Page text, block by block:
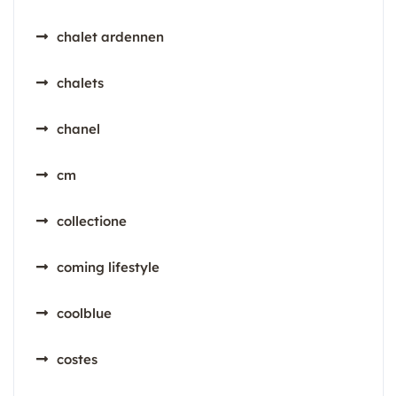
chalet ardennen
chalets
chanel
cm
collectione
coming lifestyle
coolblue
costes